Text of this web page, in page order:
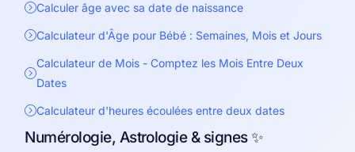
Calculer âge avec sa date de naissance
Calculateur d'Âge pour Bébé : Semaines, Mois et Jours
Calculateur de Mois - Comptez les Mois Entre Deux
Dates
Calculateur d'heures écoulées entre deux dates
Numérologie, Astrologie & signes ✨